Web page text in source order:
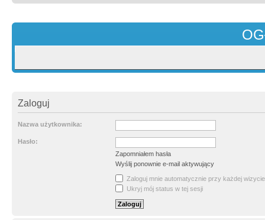
Zaloguj
Nazwa użytkownika:
Hasło:
Zapomniałem hasła
Wyślij ponownie e-mail aktywujący
Zaloguj mnie automatycznie przy każdej wizycie
Ukryj mój status w tej sesji